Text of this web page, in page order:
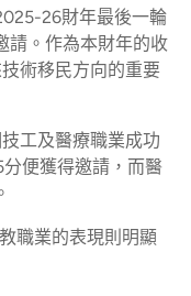
26財年最後一輪
請。作為本財年的收
術移民方向的重要
工及醫療職業成功
便獲得邀請，而醫
職業的表現則明顯